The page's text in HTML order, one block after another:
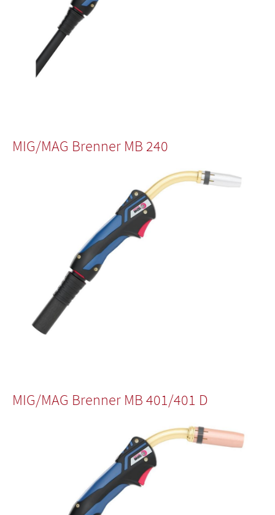
MIG/MAG Brenner MB 240
MIG/MAG Brenner MB 401/401 D